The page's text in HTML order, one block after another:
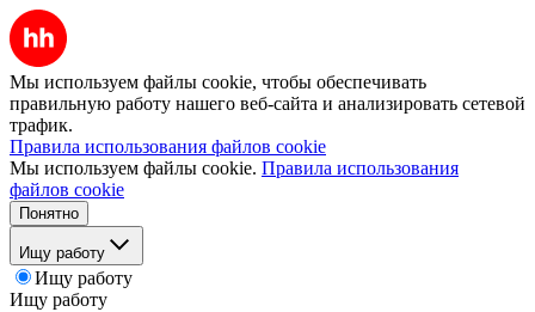
Мы используем файлы cookie, чтобы обеспечивать
правильную работу нашего веб-сайта и анализировать сетевой
трафик.
Правила использования файлов cookie
Мы используем файлы cookie. Правила использования
файлов cookie
Понятно
Ищу работу
Ищу работу
Ищу работу